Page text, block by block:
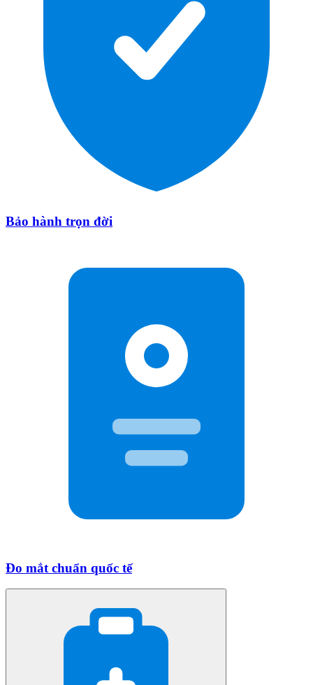
Bảo hành trọn đời
Đo mắt chuẩn quốc tế